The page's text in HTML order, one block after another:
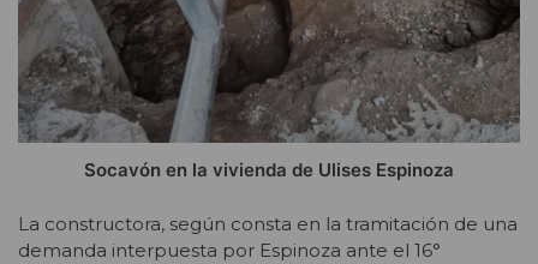
Socavón en la vivienda de Ulises Espinoza
La constructora, según consta en la tramitación de una
demanda interpuesta por Espinoza ante el 16°